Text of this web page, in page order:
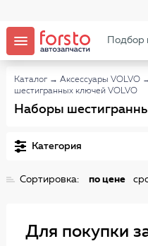
Подбор
Каталог → Аксессуары VOLVO
шестигранных ключей VOLVO
Наборы
Категория
Сортировка: по цене
Для покупки